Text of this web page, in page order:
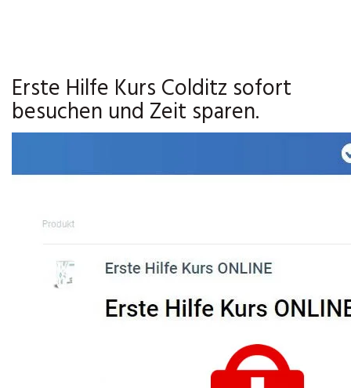
Erste Hilfe Kurs Colditz sofort
besuchen und Zeit sparen.